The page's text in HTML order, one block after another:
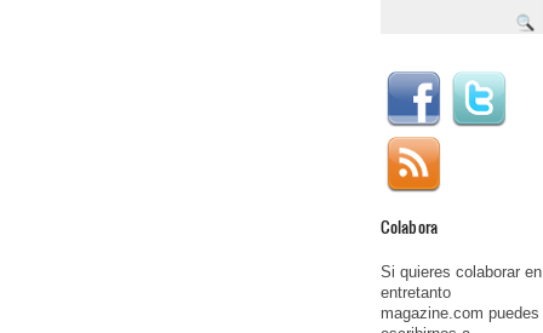
Colabora
Si quieres colaborar en
entretanto
magazine.com puedes